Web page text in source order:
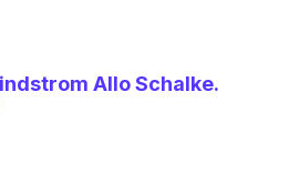
Allo Schalke.